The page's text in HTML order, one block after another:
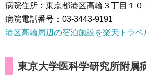
病院住所：東京都港区高輪３丁目１０
病院電話番号：03-3443-9191
港区高輪周辺の宿泊施設を楽天トラベ
東京大学医科学研究所附属